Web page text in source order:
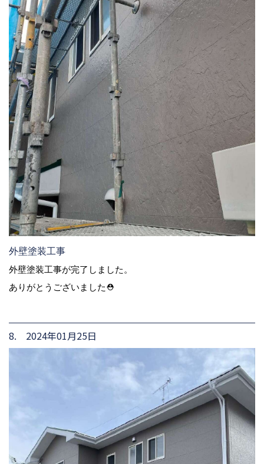
外壁塗装工事
外壁塗装工事が完了しました。
ありがとうございました⛑
8. 2024年01月25日